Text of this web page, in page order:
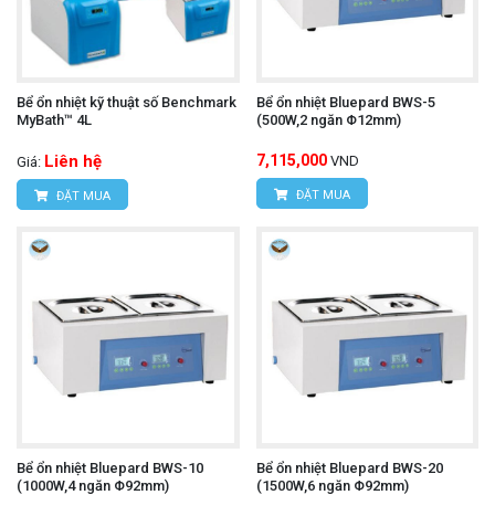
Tham khảo thêm:Thiết bị chỉ thị pha UNI-T
UT261A
Bể ổn nhiệt kỹ thuật số Benchmark
MyBath™ 4L
Giá: Liên hệ
ĐẶT MUA
Bể ổn nhiệt Bluepard BWS-5
(500W,2 ngăn Φ12mm)
7,115,000 VND
ĐẶT MUA
Bể ổn nhiệt Bluepard BWS-10
(1000W,4 ngăn Φ92mm)
Bể ổn nhiệt Bluepard BWS-20
(1500W,6 ngăn Φ92mm)